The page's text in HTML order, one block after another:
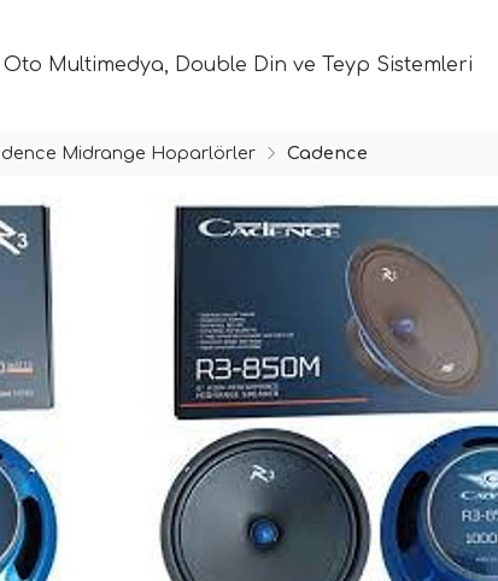
Oto Multimedya, Double Din ve Teyp Sistemleri
Midrange Hoparlörler Cadence